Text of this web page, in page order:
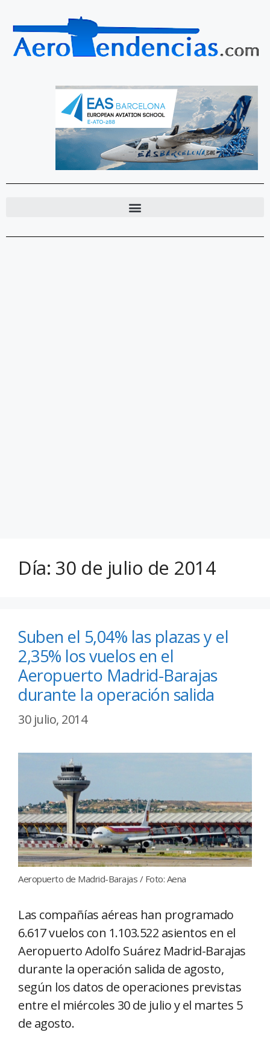
Día: 30 de julio de 2014
Suben el 5,04% las plazas y el
2,35% los vuelos en el
Aeropuerto Madrid-Barajas
durante la operación salida
30 julio, 2014
Aeropuerto de Madrid-Barajas / Foto: Aena
Las compañías aéreas han programado
6.617 vuelos con 1.103.522 asientos en el
Aeropuerto Adolfo Suárez Madrid-Barajas
durante la operación salida de agosto,
según los datos de operaciones previstas
entre el miércoles 30 de julio y el martes 5
de agosto.